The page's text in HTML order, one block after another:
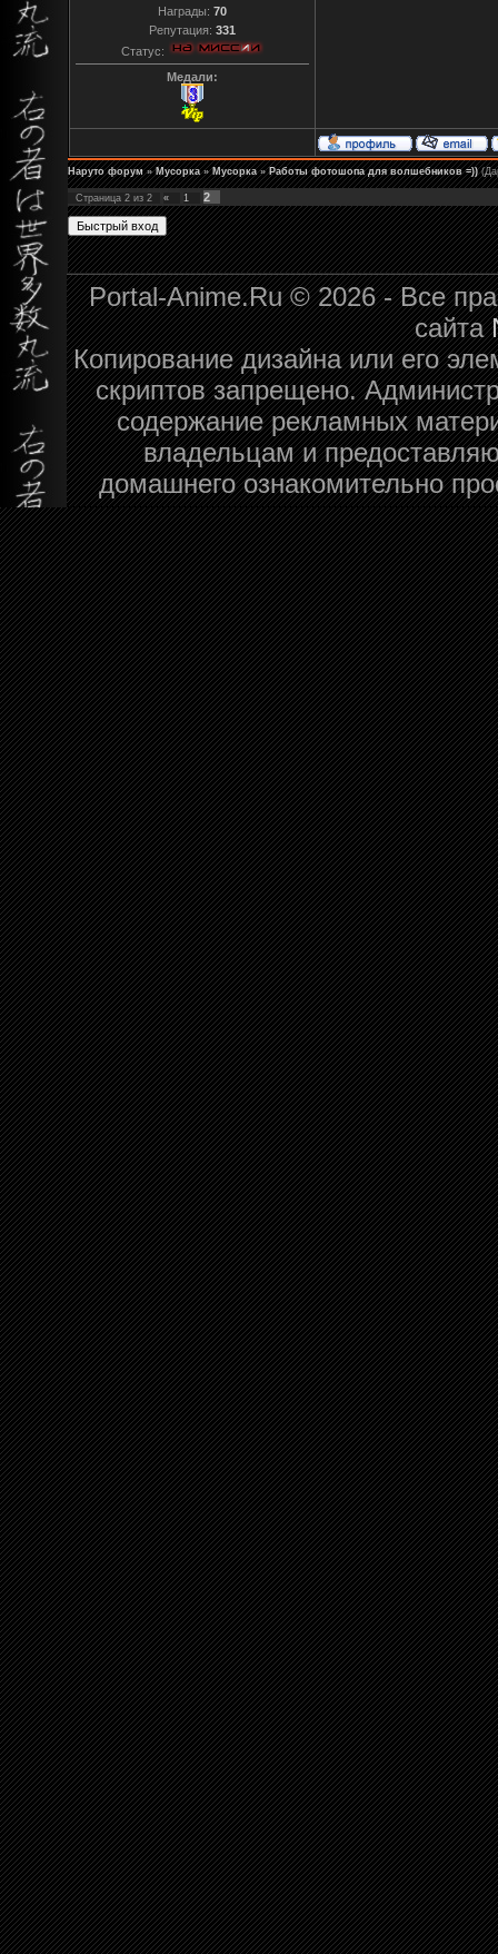
Награды: 70
Репутация: 331
Статус:
Медали:
Наруто форум » Мусорка » Мусорка » Работы фотошопа для волшебников =))
Страница 2 из 2 « 1 2
Portal-Anime.Ru © 2026 - Все
сайта
Копирование дизайна или его
скриптов запрещено.
содержание рекламных
владельцам и
домашнего ознакомительно